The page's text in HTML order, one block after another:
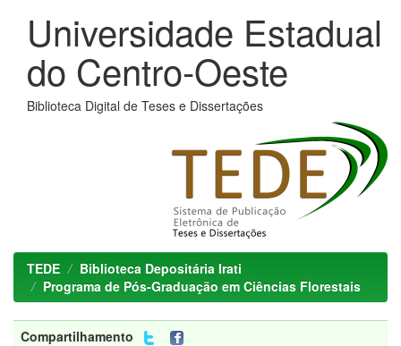
Universidade Estadual
do Centro-Oeste
Biblioteca Digital de Teses e Dissertações
TEDE
Biblioteca Depositária Irati
Programa de Pós-Graduação em Ciências Florestais
Compartilhamento